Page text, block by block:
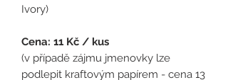
Ivory)
Cena: 11 Kč / kus
(v případě zájmu jmenovky lze
podlepit kraftovým papírem - cena 13